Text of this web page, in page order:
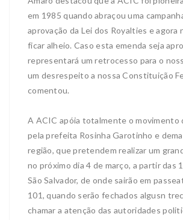
em 1985 quando abraçou uma
aprovação da Lei dos Royalties e agora
ficar alheio. Caso esta emenda seja
representará um retrocesso para o
um desrespeito a nossa Constituição
comentou.
A ACIC apóia totalmente o movimento
pela prefeita Rosinha Garotinho e
região, que pretendem realizar um
no próximo dia 4 de março, a partir das
São Salvador, de onde sairão em
101, quando serão fechados algusn
chamar a atenção das autoridades